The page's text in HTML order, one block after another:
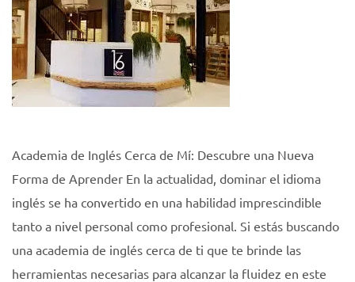
Academia de Inglés Cerca de Mí: Descubre una Nueva
Forma de Aprender En la actualidad, dominar el idioma
inglés se ha convertido en una habilidad imprescindible
tanto a nivel personal como profesional. Si estás buscando
una academia de inglés cerca de ti que te brinde las
herramientas necesarias para alcanzar la fluidez en este